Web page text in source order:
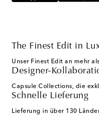
The Finest Edit in
Unser Finest Edit an mehr
Designer-
Capsule Collections, die
Schnelle Lieferung
Lieferung in über 130